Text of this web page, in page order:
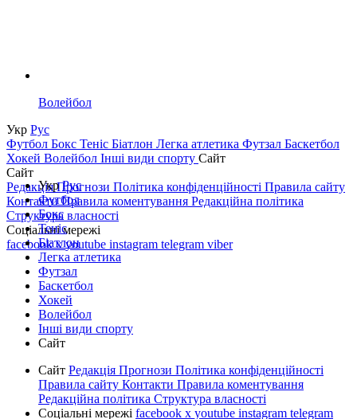
Волейбол
Укр Рус
Футбол Бокс Теніс Біатлон Легка атлетика Футзал Баскетбол
Хокей Волейбол Інші види спорту Сайт
Сайт
РедакціяПрогнози Політика конфіденційності Правила сайту
КонтактиПравила коментування Редакційна політика
Структура власності
Соціальні мережі
facebookxyoutube instagram telegram viber
УкрРус
Футбол
Бокс
Теніс
Біатлон
Легка атлетика
Футзал
Баскетбол
Хокей
Волейбол
Інші види спорту
Сайт
Сайт Редакція Прогнози Політика конфіденційності
Правила сайту Контакти Правила коментування
Редакційна політика Структура власності
Соціальні мережі facebook x youtube instagram telegram